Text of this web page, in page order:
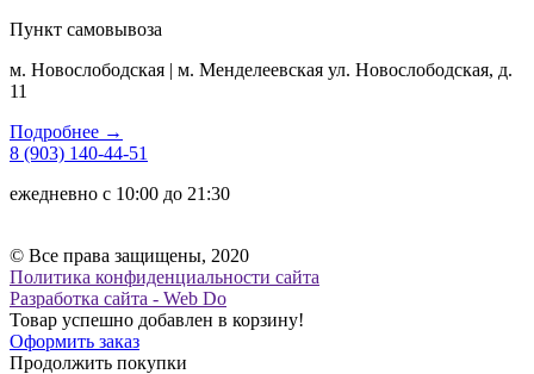
Пункт самовывоза
м. Новослободская | м. Менделеевская ул. Новослободская, д.
11
Подробнее →
8 (903) 140-44-51
ежедневно с 10:00 до 21:30
© Все права защищены, 2020
Политика конфиденциальности сайта
Разработка сайта - Web Do
Товар успешно добавлен в корзину!
Оформить заказ
Продолжить покупки